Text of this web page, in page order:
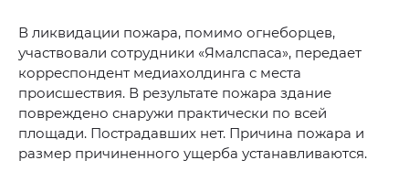
В ликвидации пожара, помимо огнеборцев,
участвовали сотрудники «Ямалспаса», передает
корреспондент медиахолдинга с места
происшествия. В результате пожара здание
повреждено снаружи практически по всей
площади. Пострадавших нет. Причина пожара и
размер причиненного ущерба устанавливаются.